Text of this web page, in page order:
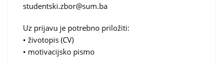
studentski.zbor@sum.ba
Uz prijavu je potrebno priložiti:
• životopis (CV)
• motivacijsko pismo